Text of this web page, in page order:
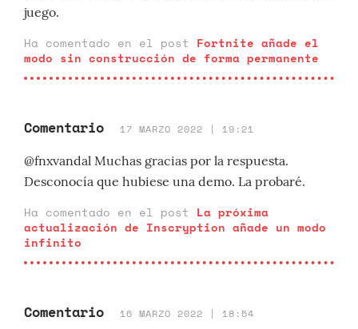
juego.
Ha comentado en el post Fortnite añade el
modo sin construcción de forma permanente
Comentario 17 MARZO 2022 | 19:21
@fnxvandal Muchas gracias por la respuesta.
Desconocía que hubiese una demo. La probaré.
Ha comentado en el post La próxima
actualización de Inscryption añade un modo
infinito
Comentario 16 MARZO 2022 | 18:54